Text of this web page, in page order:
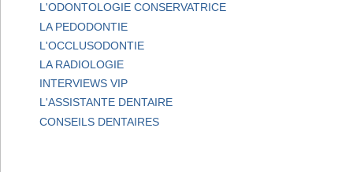
L'ODONTOLOGIE CONSERVATRICE
LA PEDODONTIE
L'OCCLUSODONTIE
LA RADIOLOGIE
INTERVIEWS VIP
L'ASSISTANTE DENTAIRE
CONSEILS DENTAIRES